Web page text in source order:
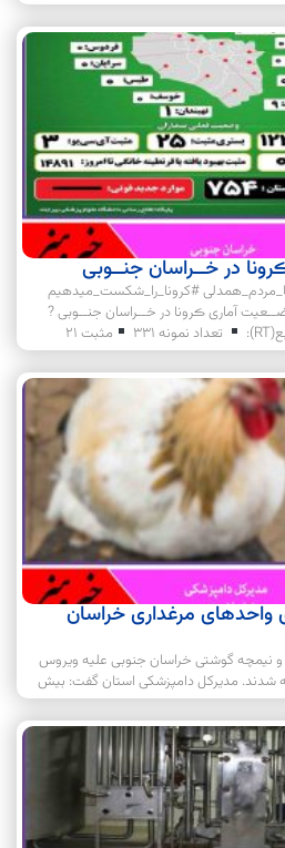
در خــراسان جنــوبی
#کرونا_را_شکست_میدهیم
آماری ڪرونا در خــراسان جنــوبی ?
تعداد نمونه 331 مثبت 21
۹۰ درصدی واحد‌های مرغداری خراسان
گذار و نیمچه گوشتی خراسان جنوبی علیه ویروس
شدند. مدیرکل دامپزشکی استان گفت: بیش